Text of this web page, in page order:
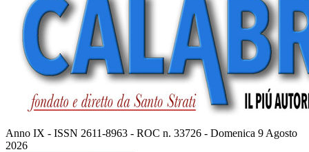
Anno IX - ISSN 2611-8963 - ROC n. 33726 - Domenica 9 Agosto
2026